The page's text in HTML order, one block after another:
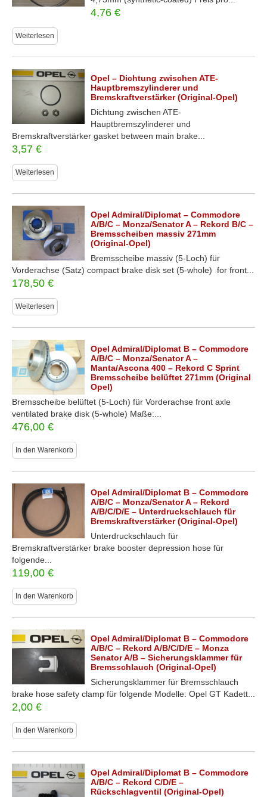
4,76€
Weiterlesen
Opel – Dichtung zwischen ATE-
Hauptbremszylinderer und
Bremskraftverstärker (Original-Opel)
Dichtung zwischen ATE-
Hauptbremszylinderer und
Bremskraftverstärker gasket between main brake...
3,57 €
Weiterlesen
Opel Admiral/Diplomat – Commodore
A/B/C – Monza/Senator A – Rekord B/C –
Bremsscheiben massiv 271mm
(Original-Opel)
Bremsscheibe massiv (5-Loch) für
Vorderachse (Satz) compact brake disk set (5-whole) for front...
178,50 €
Weiterlesen
Opel Admiral/Diplomat B – Commodore
A/B/C – Monza/Senator A –
Manta/Ascona 400 – Rekord C Sprint
Bremsscheibe belüftet 271mm (Original
Opel)
Bremsscheibe belüftet (5-Loch) für Vorderachse front axle
ventilated brake disk (5-whole) Maße:...
476,00 €
In den Warenkorb
Opel Admiral/Diplomat B – Commodore
A/B/C – Monza/Senator A – Rekord
A/B/C/D/E – Unterdruckschlauch für
Bremskraftverstärker (Original-Opel)
Unterdruckschlauch für
Bremskraftverstärker brake booster depression hose für
folgende...
119,00 €
In den Warenkorb
Opel Admiral/Diplomat B – Commodore
A/B/C – Rekord A/B/C/D/E – Monza
Senator A/B – Sicherungsklammer für
Bremsschlauch (Original-Opel)
Sicherungsklammer für Bremsschlauch
brake hose safety clamp für folgende Modelle: Opel GT Kadett...
2,00 €
In den Warenkorb
Opel Admiral/Diplomat B – Commodore
A/B/C – Rekord C/D/E –
Rückschlagventil (Original-Opel)